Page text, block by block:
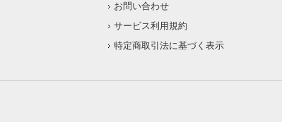
お問い合わせ
サービス利用規約
特定商取引法に基づく表示